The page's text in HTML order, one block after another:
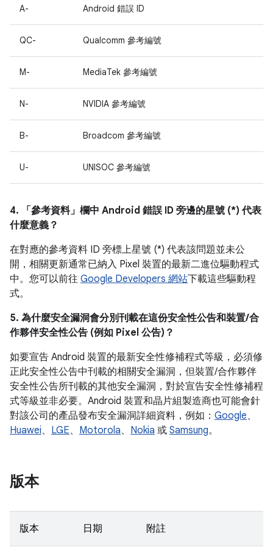
A- Android 錯誤 ID
QC- Qualcomm 參考編號
M- MediaTek 參考編號
N- NVIDIA 參考編號
B- Broadcom 參考編號
U- UNISOC 參考編號
4. 「參考資料」 欄中 Android 錯誤 ID 旁邊的星號 (*) 代表
什麼意義？
在對應的參考資料 ID 旁標上星號 (*) 代表該問題並未公
開，相關更新通常已納入 Pixel 裝置的最新二進位驅動程式
中。您可以前往 Google Developers 網站下載這些驅動程
式。
5. 為什麼安全漏洞會分別刊載在這份安全性公告和裝置/合
作夥伴安全性公告 (例如 Pixel 公告)？
如要宣告 Android 裝置的最新安全性修補程式等級，必須修
正此安全性公告中刊載的相關安全漏洞，但裝置/合作夥伴
安全性公告所刊載的其他安全漏洞，對於宣告安全性修補程
式等級並非必要。Android 裝置和晶片組製造商也可能會針
對該公司的產品發布安全漏洞詳細資料，例如： Google、
Huawei、 LGE、 Motorola、 Nokia 或 Samsung。
版本
版本 日期 附註